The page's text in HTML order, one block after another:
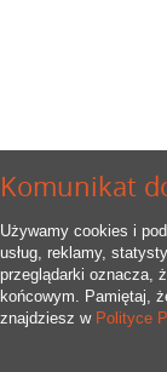
Komunikat
Używamy cookies i
usług, reklamy,
przeglądarki oznacza,
końcowym. Pamiętaj,
znajdziesz w Polityce